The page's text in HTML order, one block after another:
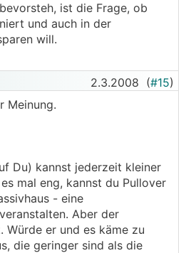
ist die Frage, ob
und auch in der
will.
2.3.2008 (#15)
Meinung.
Du) kannst jederzeit kleiner
mal eng, kannst du Pullover
- eine
Aber der
Würde er und es käme zu
die geringer sind als die